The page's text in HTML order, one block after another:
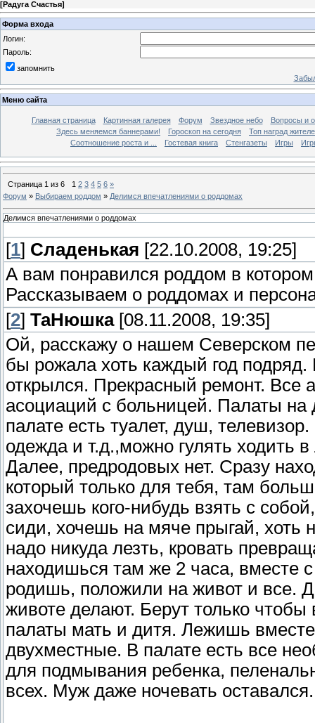
[Радуга Счастья]
Форма входа
Логин:
Пароль:
запомнить
Меню сайта
Главная страница Картинная галерея Форум Звездное небо
Вопросы и
Здесь меняемся баннерами!
Гороскоп на сегодня
Топ наград
Соотношение роста и ...
Гостевая книга Стенгазеты Игры
Страница 1 из 6 1 2 3 4 5 6 »
Форум » Выбираем роддом » Делимся впечатлениями о роддомах
Делимся впечатлениями о роддомах
[1] Сладенькая [22.10.2008, 19:25]
А вам понравился роддом в
Рассказываем о роддомах и
[2] ТаНюшка[08.11.2008, 19:35]
Ой, расскажу о нашем Северском
бы рожала хоть каждый год подряд.
открылся. Прекрасный ремонт. Все
асоциаций с больницей. Палаты на
палате есть туалет, душ,
одежда и т.д.,можно гулять ходить
Далее, предродовых нет. Сразу
который только для тебя, там
захочешь кого-нибудь взять с
сиди, хочешь на мяче прыгай, хоть
надо никуда лезть, кровать
находишься там же 2 часа, вместе с
родишь, положили на живот и все.
животе делают. Берут только
палаты мать и дитя. Лежишь
двухместные. В палате есть все
для подмывания ребенка,
всех. Муж даже ночевать оставался.